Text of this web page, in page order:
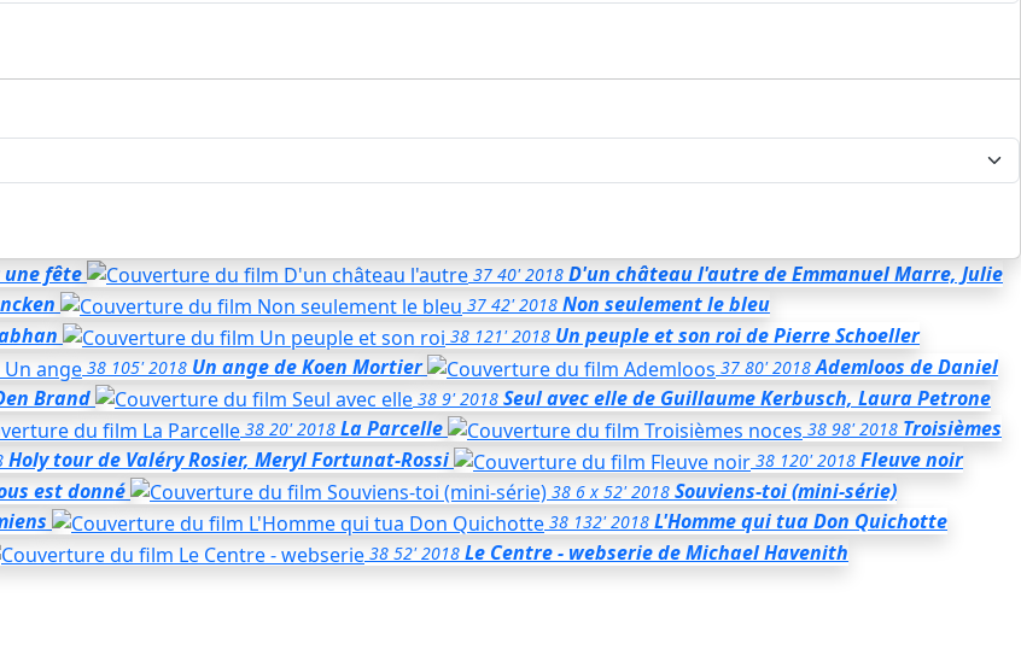
une fête 37 40' 2018 D'un château l'autrede Emmanuel Marre, Julie
37 42' 2018 Non seulement le bleu
38 121' 2018 Un peuple et son roide Pierre Schoeller
38 105' 2018 Un angede Koen Mortier 37 80' 2018 Ademloos de Daniel
Brand 38 9' 2018 Seul avec ellede Guillaume Kerbusch, Laura Petrone
38 20' 2018 La Parcelle 38 98' 2018 Troisièmes
Holy tourde Valéry Rosier, Meryl Fortunat-Rossi 38 120' 2018 Fleuve noir
est donné 38 6 x 52' 2018 Souviens-toi (mini-série)
38 132' 2018 L'Homme qui tua Don Quichotte
38 52' 2018 Le Centre - webseriede Michael Havenith